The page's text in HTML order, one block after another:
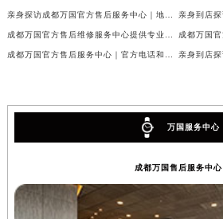
万国服务中心
成都万国售后服务中心